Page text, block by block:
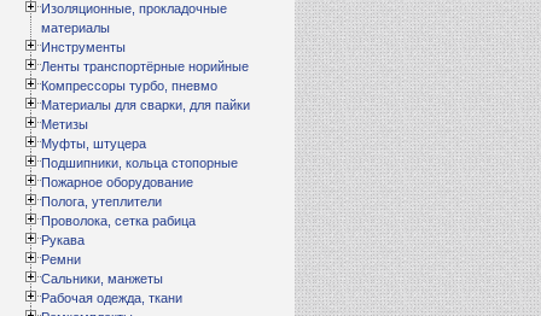
Изоляционные, прокладочные
материалы
Инструменты
Ленты транспортёрные норийные
Компрессоры турбо, пневмо
Материалы для сварки, для пайки
Метизы
Муфты, штуцера
Подшипники, кольца стопорные
Пожарное оборудование
Полога, утеплители
Проволока, сетка рабица
Рукава
Ремни
Сальники, манжеты
Рабочая одежда, ткани